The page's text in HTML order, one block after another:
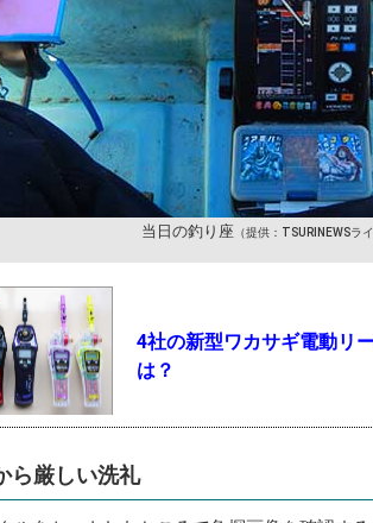
当日の釣り座 （提供：TSURINEWSラ
4社の新型ワカサギ電動リ
は？
ら厳しい洗礼